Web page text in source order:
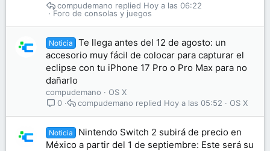
Foro de consolas y juegos
Hoy a las 06:22
compudemano
Noticia
Te llega antes del 12 de agosto: un
accesorio muy fácil de colocar para capturar el
eclipse con tu iPhone 17 Pro o Pro Max para no
dañarlo
compudemano
OS X
0
OS X
Hoy a las 05:52
compudemano
Noticia
Nintendo Switch 2 subirá de precio en
México a partir del 1 de septiembre: Este será su